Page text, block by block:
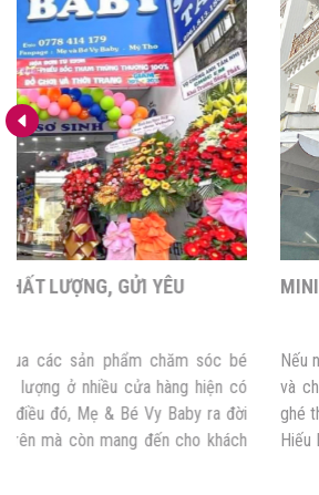
MINI MART HIẾU LINH – ĐỒNG
Nếu nhà mình đang tìm kiếm những sản
và chất lượng, thì Mini Mart Hiếu Linh là
ghé thăm. Với đa dạng nhiều mặt hàng,
Hiếu Linh đáp ứng đủ mọi nhu cầu của mẹ